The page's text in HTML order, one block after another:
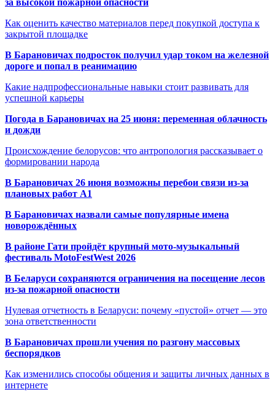
за высокой пожарной опасности
Как оценить качество материалов перед покупкой доступа к
закрытой площадке
В Барановичах подросток получил удар током на железной
дороге и попал в реанимацию
Какие надпрофессиональные навыки стоит развивать для
успешной карьеры
Погода в Барановичах на 25 июня: переменная облачность
и дожди
Происхождение белорусов: что антропология рассказывает о
формировании народа
В Барановичах 26 июня возможны перебои связи из-за
плановых работ A1
В Барановичах назвали самые популярные имена
новорождённых
В районе Гати пройдёт крупный мото-музыкальный
фестиваль MotoFestWest 2026
В Беларуси сохраняются ограничения на посещение лесов
из-за пожарной опасности
Нулевая отчетность в Беларуси: почему «пустой» отчет — это
зона ответственности
В Барановичах прошли учения по разгону массовых
беспорядков
Как изменились способы общения и защиты личных данных в
интернете